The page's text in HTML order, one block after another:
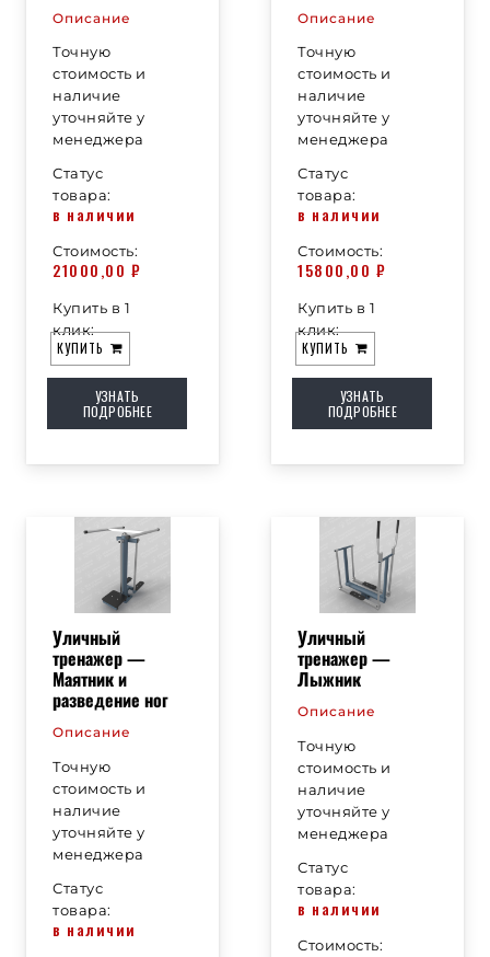
Описание
Точную
стоимость и
наличие
уточняйте у
менеджера
Статус
товара:
в наличии
Стоимость:
21000,00 ₽
Купить в 1
клик:
КУПИТЬ
УЗНАТЬ
ПОДРОБНЕЕ
Описание
Точную
стоимость и
наличие
уточняйте у
менеджера
Статус
товара:
в наличии
Стоимость:
15800,00 ₽
Купить в 1
клик:
КУПИТЬ
УЗНАТЬ
ПОДРОБНЕЕ
Уличный
тренажер —
Маятник и
разведение ног
Описание
Точную
стоимость и
наличие
уточняйте у
менеджера
Статус
товара:
в наличии
Уличный
тренажер —
Лыжник
Описание
Точную
стоимость и
наличие
уточняйте у
менеджера
Статус
товара:
в наличии
Стоимость: